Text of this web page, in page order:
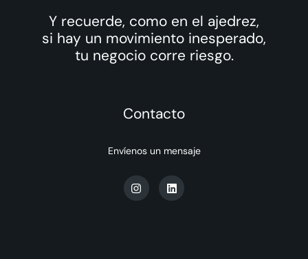
Y recuerde, como en el ajedrez,
si hay un movimiento inesperado,
tu negocio corre riesgo.
Contacto
Envíenos un mensaje